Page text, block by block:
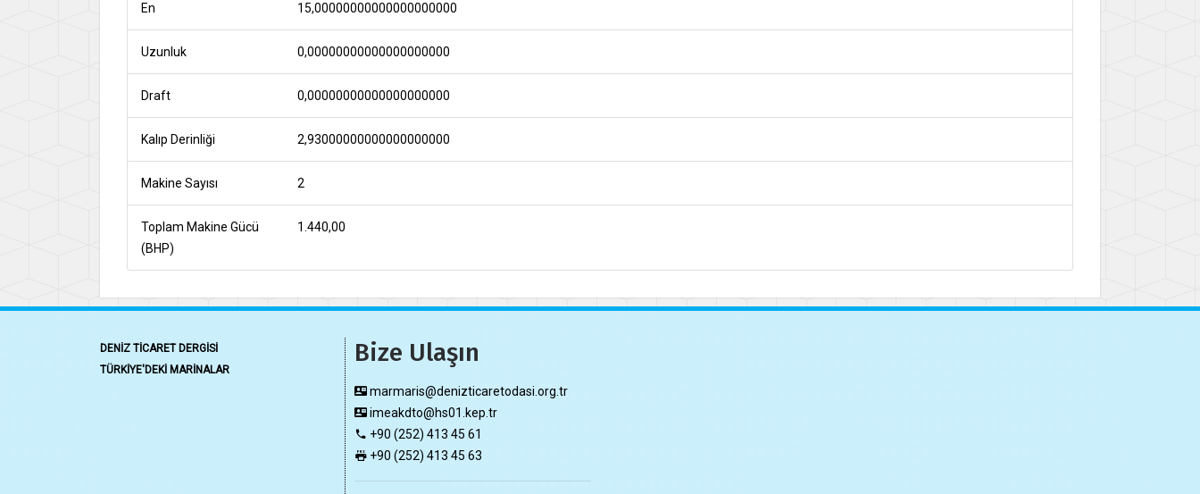
En 15,00000000000000000000
Uzunluk 0,00000000000000000000
Draft 0,00000000000000000000
Kalıp Derinliği 2,93000000000000000000
Makine Sayısı 2
Toplam Makine Gücü
(BHP)
1.440,00
DENİZ TİCARET DERGİSİ
TÜRKİYE'DEKİ MARİNALAR
Bize Ulaşın
marmaris@denizticaretodasi.org.tr
imeakdto@hs01.kep.tr
+90 (252) 413 45 61
+90 (252) 413 45 63